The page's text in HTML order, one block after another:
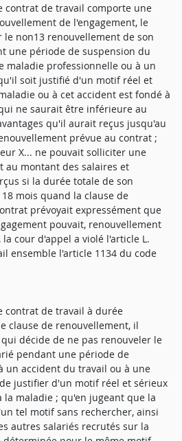
contrat de travail comporte une
de l'engagement, le
non13 renouvellement de son
une période de suspension du
maladie professionnelle ou à un
soit justifié d'un motif réel et
ou à cet accident est fondé à
ne saurait être inférieure au
qu'il aurait reçus jusqu'au
prévue au contrat ;
X... ne pouvait solliciter une
au montant des salaires et
si la durée totale de son
mois quand la clause de
prévoyait expressément que
pouvait, renouvellement
cour d'appel a violé l'article L.
ensemble l'article 1134 du code
contrat de travail à durée
clause de renouvellement, il
décide de ne pas renouveler le
pendant une période de
un accident du travail ou à une
justifier d'un motif réel et sérieux
la maladie ; qu'en jugeant que la
tel motif sans rechercher, ainsi
autres salariés recrutés sur la